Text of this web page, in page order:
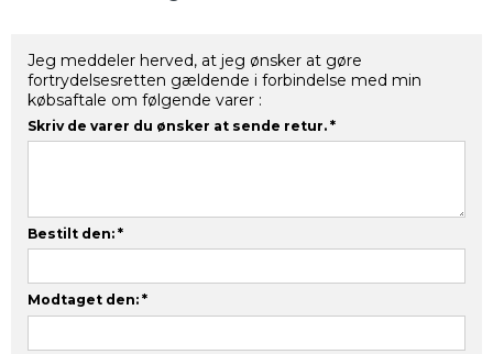
Jeg meddeler herved, at jeg ønsker at gøre
fortrydelsesretten gældende i forbindelse med min
købsaftale om følgende varer :
Skriv de varer du ønsker at sende retur. *
Bestilt den: *
Modtaget den: *